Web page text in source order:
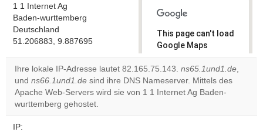
1 1 Internet Ag
Baden-wurttemberg
Deutschland
51.206883, 9.887695
This page can't load
Google Maps
correctly.
Do you
own this
OK
Ihre lokale IP-Adresse lautet 82.165.75.143. ns65.1und1.de,
und ns66.1und1.de sind ihre DNS Nameserver. Mittels des
Apache Web-Servers wird sie von 1 1 Internet Ag Baden-
wurttemberg gehostet.
IP: